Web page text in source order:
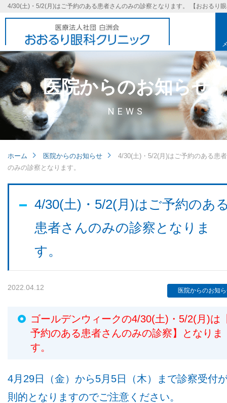
基本理念
取り組み
診療内容
医院からのお知らせ
NEWS
ホーム 医院からのお知らせ
4/30(土)・5/2(月)はご予約のある患
のみの診察となります。
4/30(土)・5/2(月)はご予約のあ
患者さんのみの診察となりま
す。
2022.04.12 医院からのお知
ゴールデンウィークの4/30(土)・5/2(月)は
予約のある患者さんのみの診察】となりま
す。
4月29日（金）から5月5日（木）まで診察受付
則的となりますのでご注意ください。